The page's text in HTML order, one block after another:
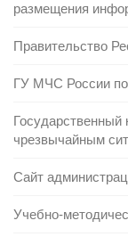
размещения
Правительство
ГУ МЧС России по
Государственный
чрезвычайным
Сайт
Учебно-